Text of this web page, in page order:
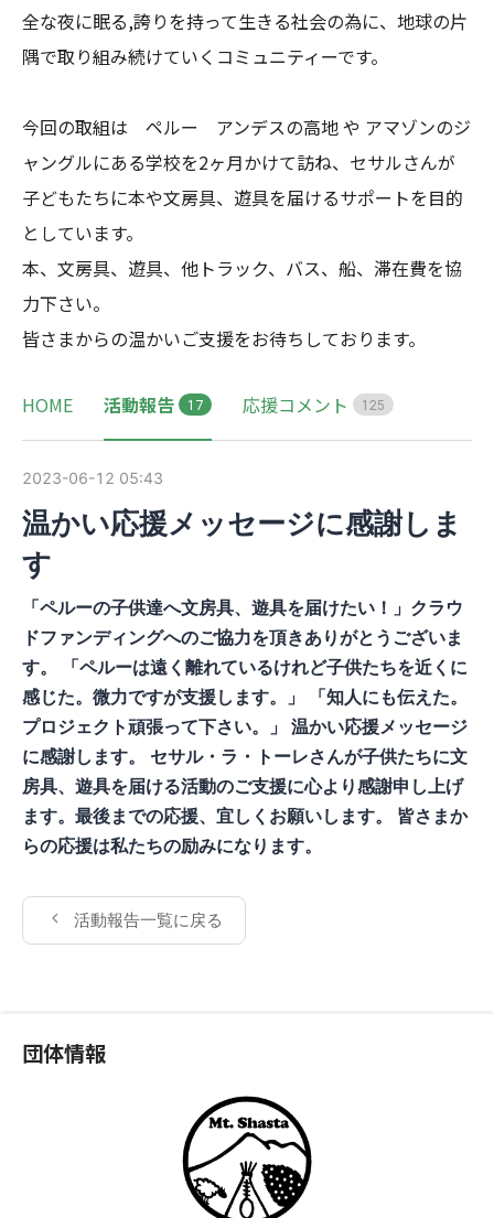
全な夜に眠る,誇りを持って生きる社会の為に、地球の片
隅で取り組み続けていくコミュニティーです。
今回の取組は　ペルー　アンデスの高地 や アマゾンのジ
ャングルにある学校を2ヶ月かけて訪ね、セサルさんが
子どもたちに本や文房具、遊具を届けるサポートを目的
としています。
本、文房具、遊具、他トラック、バス、船、滞在費を協
力下さい。
皆さまからの温かいご支援をお待ちしております。
HOME 活動報告 1 7 応援コメント 125
2023-06-12 05:43
温かい応援メッセージに感謝しま
す
「ペルーの子供達へ文房具、遊具を届けたい！」クラウ
ドファンディングへのご協力を頂きありがとうございま
す。 「ペルーは遠く離れているけれど子供たちを近くに
感じた。微力ですが支援します。」 「知人にも伝えた。
プロジェクト頑張って下さい。」 温かい応援メッセージ
に感謝します。 セサル・ラ・トーレさんが子供たちに文
房具、遊具を届ける活動のご支援に心より感謝申し上げ
ます。最後までの応援、宜しくお願いします。 皆さまか
らの応援は私たちの励みになります。
活動報告一覧に戻る
団体情報